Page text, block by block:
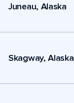
Juneau, Alaska
Skagway, Alaska